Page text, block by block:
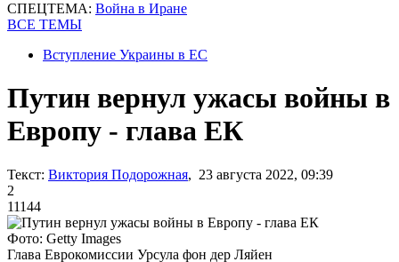
СПЕЦТЕМА: Война в Иране
ВСЕ ТЕМЫ
Вступление Украины в ЕС
Путин вернул ужасы войны в
Европу - глава ЕК
Текст: Виктория Подорожная, 23 августа 2022, 09:39
2
11144
Фото: Getty Images
Глава Еврокомиссии Урсула фон дер Ляйен